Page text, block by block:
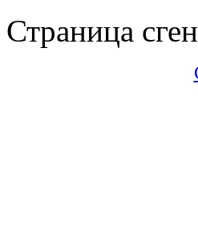
Страница